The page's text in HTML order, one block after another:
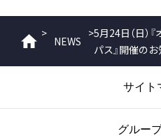
ホーム
>
NEWS
>5月24日（日）
パス』開催の
サイト
グルー